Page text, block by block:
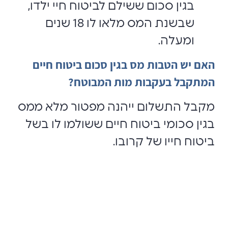
בגין סכום ששילם לביטוח חיי ילדו,
שבשנת המס מלאו לו 18 שנים
ומעלה.
האם יש הטבות מס בגין סכום ביטוח חיים
המתקבל בעקבות מות המבוטח?
מקבל התשלום ייהנה מפטור מלא ממס
בגין סכומי ביטוח חיים ששולמו לו בשל
ביטוח חייו של קרובו.